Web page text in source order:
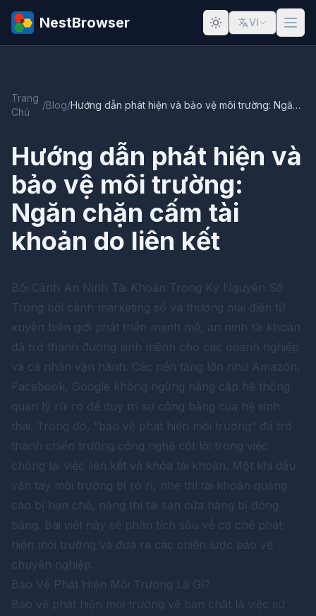
NestBrowser VI
Trang
Chủ
/Blog/ Hướng dẫn phát hiện và bảo vệ môi trường: Ngăn chặn cấm tài khoản do liên kết
Hướng dẫn phát hiện và
bảo vệ môi trường:
Ngăn chặn cấm tài
khoản do liên kết
Bối Cảnh An Ninh Tài Khoản Trong Kỷ Nguyên Số
Trong bối cảnh marketing số và thương mại điện tử
xuyên biên giới phát triển mạnh mẽ, an ninh tài khoản
đã trở thành đường sinh mệnh cho các doanh nghiệp
và cá nhân vận hành. Các nền tảng lớn như Amazon,
Facebook, Google không ngừng nâng cấp hệ thống
quản lý rủi ro để duy trì sự công bằng của hệ sinh
thái. Trong đó, “bảo vệ phát hiện môi trường” đã trở
thành chiến trường công nghệ cốt lõi trong việc
chống lại việc liên kết và khóa tài khoản. Một khi dấu
vân tay môi trường bị rò rỉ, nhẹ thì tài khoản quảng
cáo bị hạn chế, nặng thì tài sản cửa hàng bị đóng
băng. Bài viết này sẽ phân tích sâu về cơ chế phát
hiện môi trường và đưa ra các chiến lược bảo vệ
chuyên nghiệp.
Bảo Vệ Phát Hiện Môi Trường Là Gì?
Bảo vệ phát hiện môi trường về bản chất là việc sử